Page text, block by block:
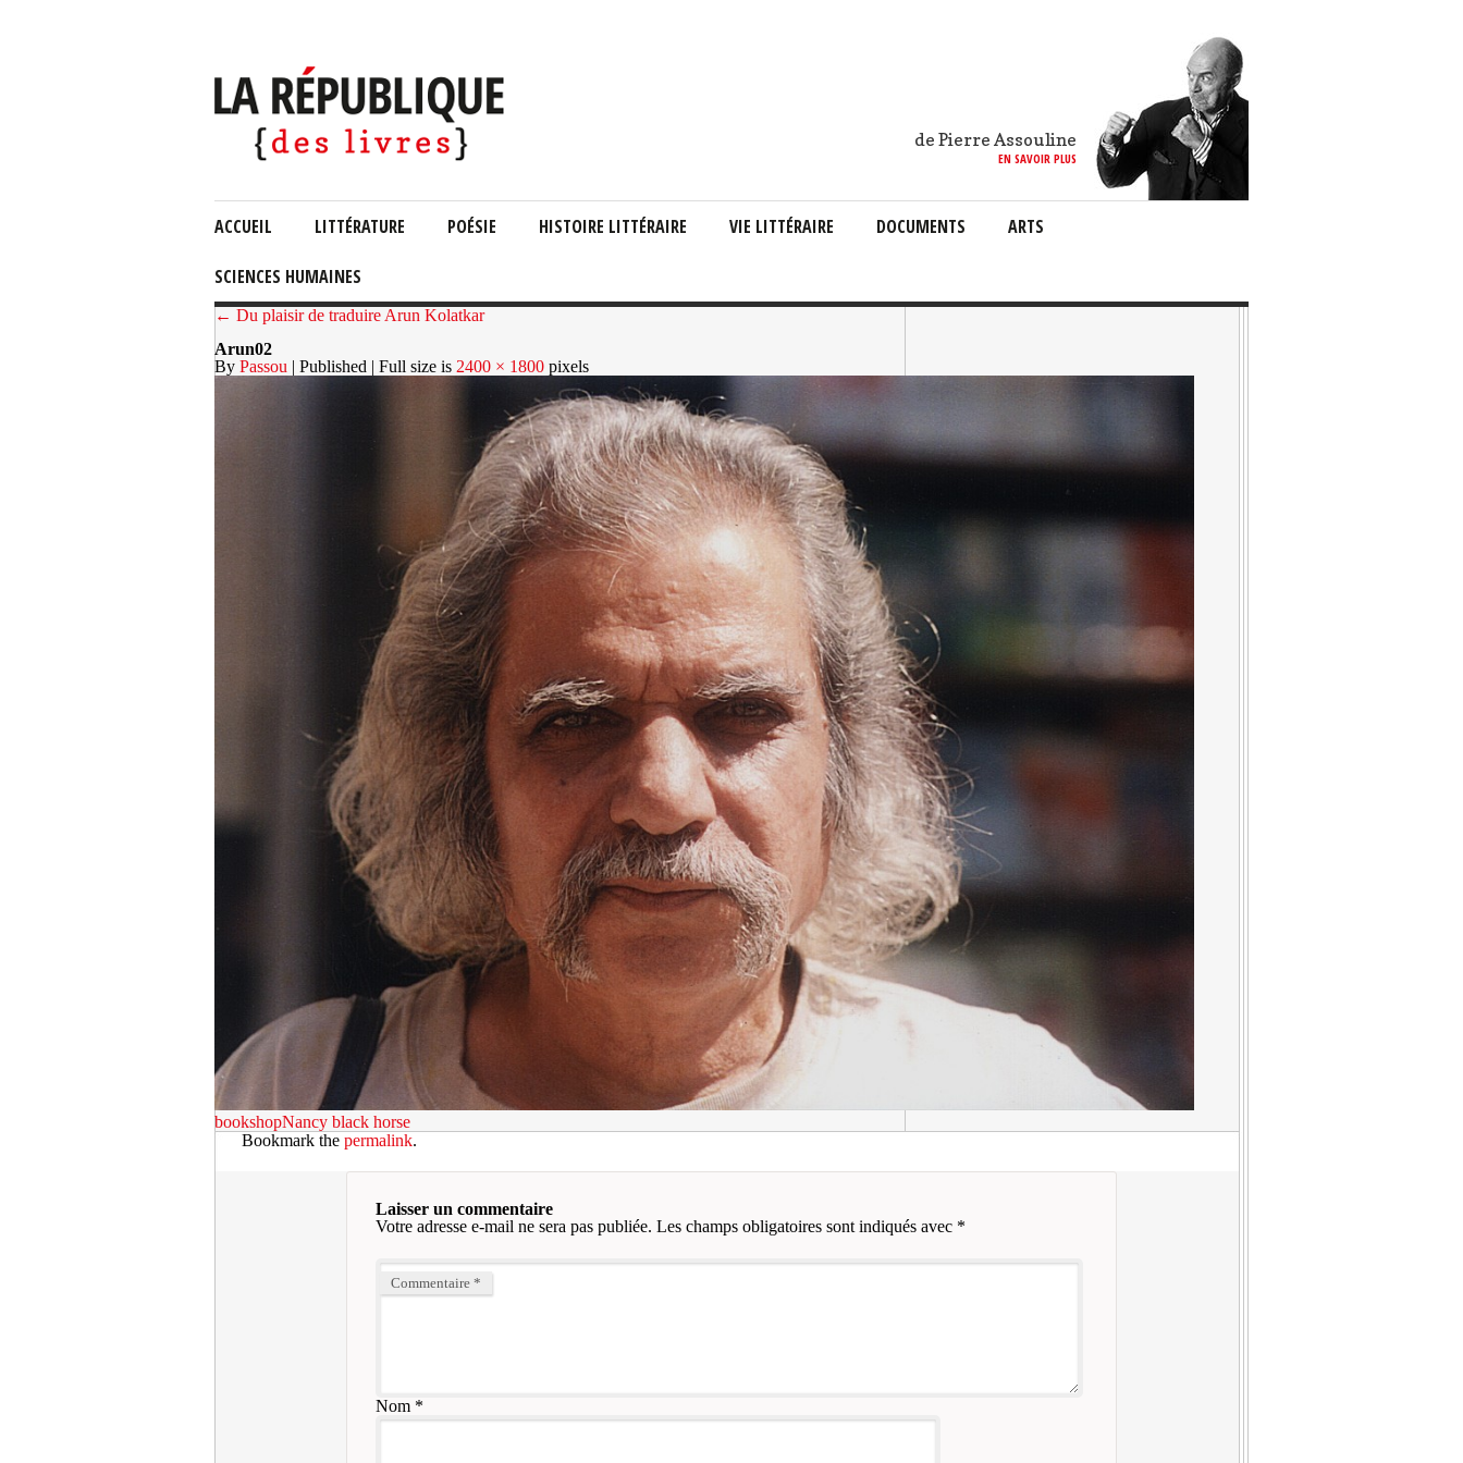
de Pierre Assouline
EN SAVOIR PLUS
ACCUEIL LITTÉRATURE POÉSIE HISTOIRE LITTÉRAIRE VIE LITTÉRAIRE DOCUMENTS ARTS
SCIENCES HUMAINES
← Du plaisir de traduire Arun Kolatkar
Arun02
By Passou | Published | Full size is 2400 × 1800 pixels
bookshopNancy black horse
Bookmark the permalink.
Laisser un commentaire
Votre adresse e-mail ne sera pas publiée. Les champs obligatoires sont indiqués avec *
Commentaire *
Nom*